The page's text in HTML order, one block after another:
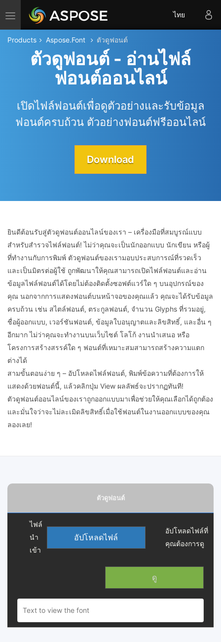
Toggle navigation ไทย
Products Aspose.Font ตัวดูฟอนต์
ตัวดูฟอนต์ - อ่านไฟล์
ฟอนต์ออนไลน์
เปิดไฟล์ฟอนต์เพื่อดูตัวอย่างและรับข้อมูล
ฟอนต์ครบถ้วน ตัวอย่างฟอนต์ฟรีออนไลน์
Download
ยินดีต้อนรับสู่ตัวดูฟอนต์ออนไลน์ของเรา – เครื่องมือที่สมบูรณ์แบบ
สำหรับสำรวจไฟล์ฟอนต์! ไม่ว่าคุณจะเป็นนักออกแบบ นักเขียน หรือผู้
ที่ทำงานกับการพิมพ์ ตัวดูฟอนต์ของเรามอบประสบการณ์ที่รวดเร็ว
และเป็นมิตรต่อผู้ใช้ ถูกพัฒนาให้คุณสามารถเปิดไฟล์ฟอนต์และอ่าน
ข้อมูลไฟล์ฟอนต์ได้โดยไม่ต้องติดตั้งซอฟต์แวร์ใด ๆ บนอุปกรณ์ของ
คุณ นอกจากการแสดงฟอนต์บนหน้าจอของคุณแล้ว คุณจะได้รับข้อมูล
ครบถ้วน เช่น สไตล์ฟอนต์, ตระกูลฟอนต์, จำนวน Glyphs ที่รวมอยู่,
ชื่อผู้ออกแบบ, เวอร์ชันฟอนต์, ข้อมูลใบอนุญาตและลิขสิทธิ์, และอื่น ๆ
อีกมาก ไม่ว่าคุณจะทำงานบนเว็บไซต์ โลโก้ งานนำเสนอ หรือ
โครงการสร้างสรรค์ใด ๆ ฟอนต์ที่เหมาะสมสามารถสร้างความแตก
ต่างได้
สามขั้นตอนง่าย ๆ – อัปโหลดไฟล์ฟอนต์, พิมพ์ข้อความที่ต้องการให้
แสดงด้วยฟอนต์นี้, แล้วคลิกปุ่ม View ผลลัพธ์จะปรากฏทันที!
ตัวดูฟอนต์ออนไลน์ของเราถูกออกแบบมาเพื่อช่วยให้คุณเลือกได้ถูกต้อง
และมั่นใจว่าจะไม่ละเมิดลิขสิทธิ์เมื่อใช้ฟอนต์ในงานออกแบบของคุณ
ลองเลย!
ตัวดูฟอนต์
ไฟล์
นำ
เข้า
อัปโหลดไฟล์
อัปโหลดไฟล์ที่
คุณต้องการดู
ดู